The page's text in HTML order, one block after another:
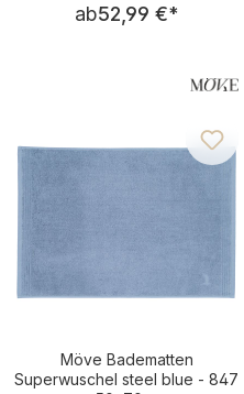
ab52,99 €*
Möve Badematten
Superwuschel steel blue - 847